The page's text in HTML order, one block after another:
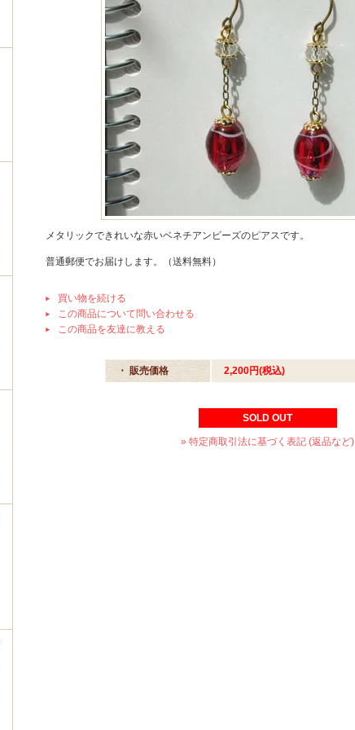
メタリックできれいな赤いベネチアンビーズのピアスです。
普通郵便でお届けします。（送料無料）
買い物を続ける
この商品について問い合わせる
この商品を友達に教える
・ 販売価格 2,200円(税込)
SOLD OUT
» 特定商取引法に基づく表記 (返品など)